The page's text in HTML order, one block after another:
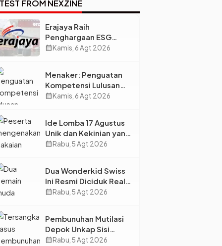
Eropa
FROM NEXZINE
Erajaya Raih
Penghargaan ESG
2026, Perkuat Circular
Berkelanjutan
calendar_monthKamis, 6 Agt 2026
Menaker: Penguatan
Kompetensi Lulusan
Perguruan Tinggi Jadi
calendar_monthKamis, 6 Agt 2026
Ide Lomba 17 Agustus
Unik dan Kekinian yang
Dijamin Bikin Suasana
calendar_monthRabu, 5 Agt 2026
Dua Wonderkid Swiss
Ini Resmi Diciduk Real
Madrid dan Juventus,
calendar_monthRabu, 5 Agt 2026
Pembunuhan Mutilasi
Depok Unkap Sisi
Gelap Penjual Piscok
calendar_monthRabu, 5 Agt 2026